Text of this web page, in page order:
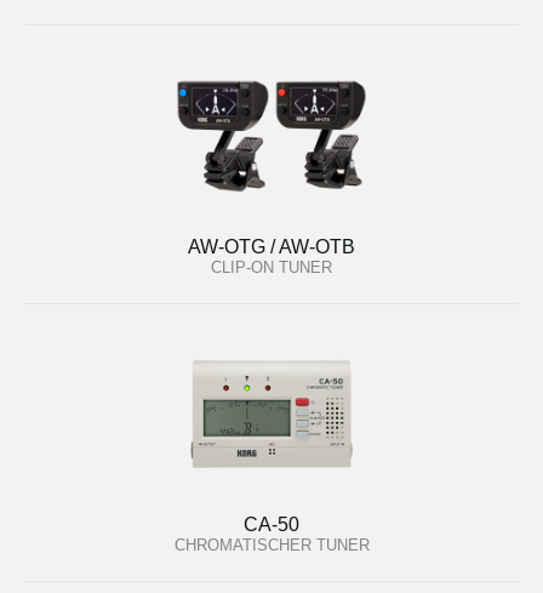
AW-OTG / AW-OTB
CLIP-ON TUNER
CA-50
CHROMATISCHER TUNER